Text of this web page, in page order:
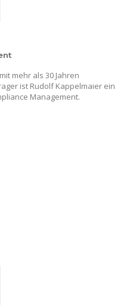
mehr als 30 Jahren
ist Rudolf Kappelmaier ein
Management.